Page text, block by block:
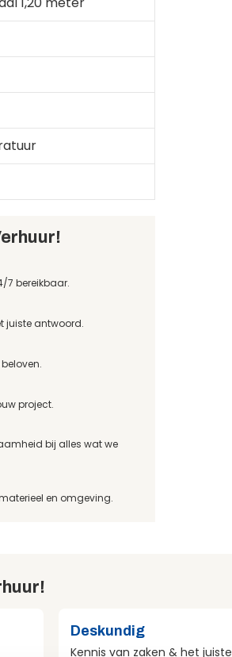
7 bereikbaar.
juiste antwoord.
project.
bij alles wat we
en omgeving.
Deskundig
Kennis van zaken & het juiste